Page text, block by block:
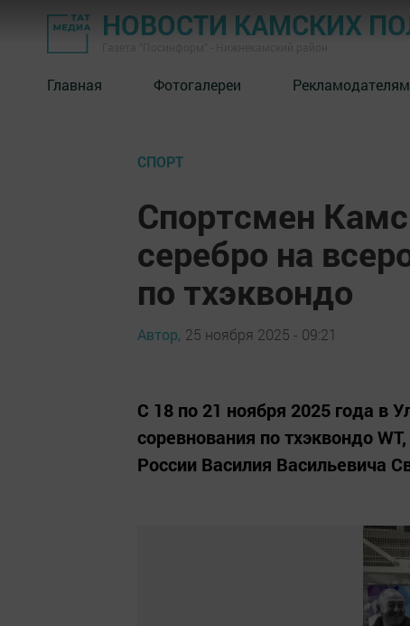
НОВОСТИ КАМСКИХ
Главная Фотогалереи Рекламодателям
СПОРТ
Спортсмен
серебро на
по тхэквондо
Автор, 25 ноября 2025 - 09:21
С 18 по 21 ноября 2025 года в
соревнования по тхэквондо
России Василия Васильевича